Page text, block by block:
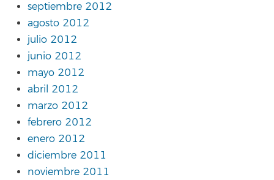
septiembre 2012
agosto 2012
julio 2012
junio 2012
mayo 2012
abril 2012
marzo 2012
febrero 2012
enero 2012
diciembre 2011
noviembre 2011